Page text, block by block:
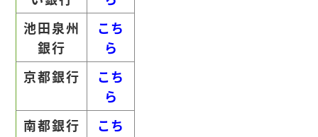
池田泉州
銀行
こち
ら
京都銀行
こち
ら
南都銀行
こち